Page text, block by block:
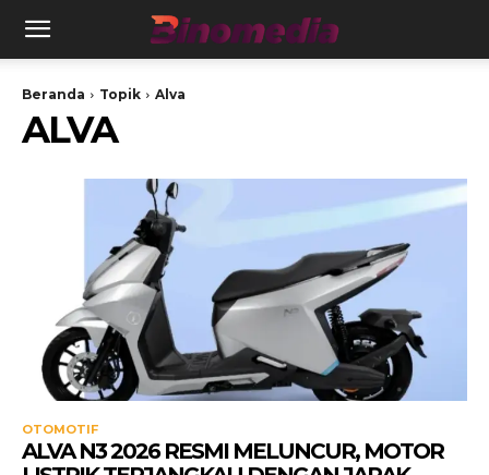
Beranda Topik Alva
ALVA
OTOMOTIF
ALVA N3 2026 RESMI MELUNCUR, MOTOR